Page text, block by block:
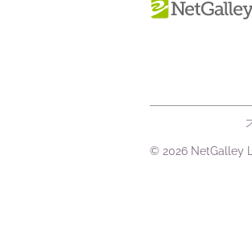
© 2026 NetGalley